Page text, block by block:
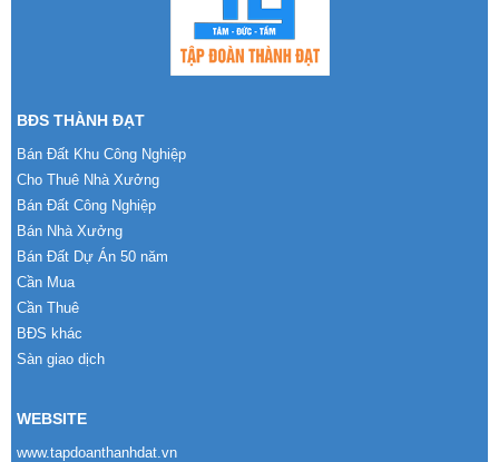
BĐS THÀNH ĐẠT
Bán Đất Khu Công Nghiệp
Cho Thuê Nhà Xưởng
Bán Đất Công Nghiệp
Bán Nhà Xưởng
Bán Đất Dự Án 50 năm
Cần Mua
Cần Thuê
BĐS khác
Sàn giao dịch
WEBSITE
www.tapdoanthanhdat.vn